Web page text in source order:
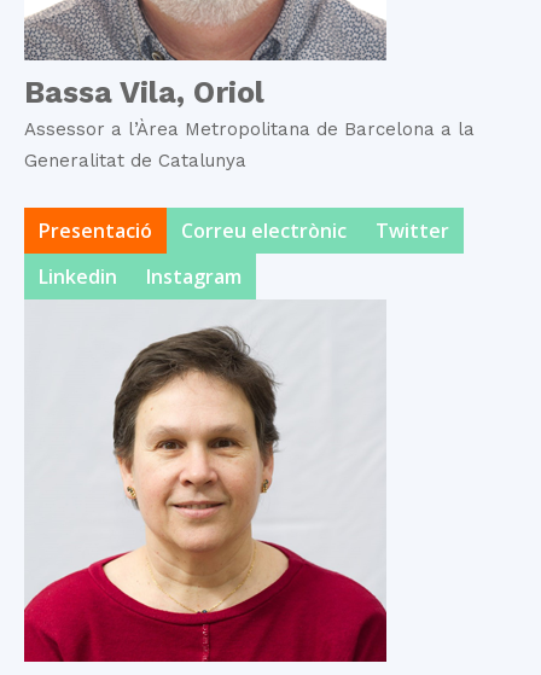
Bassa Vila, Oriol
Assessor a l’Àrea Metropolitana de Barcelona a la
Generalitat de Catalunya
Presentació Correu electrònic
Twitter
Linkedin
Instagram